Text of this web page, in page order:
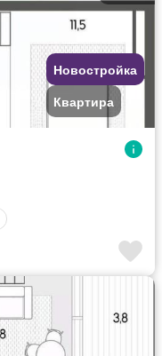
Новостройка
Квартира